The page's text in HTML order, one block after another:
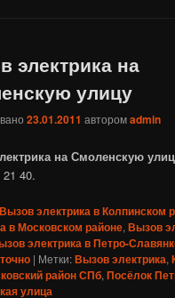
электрика на
улицу
23.01.2011 авторомadmin
на Смоленскую
21 40.
Вызов электрика в Колпинском
в Московском районе,Вызов
электрика в Петро-
| Метки:Вызов электрика,
район СПб,Посёлок
улица